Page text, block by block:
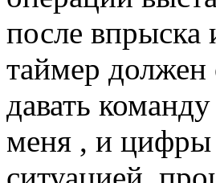
после впрыска
таймер должен
давать
меня , и цифры